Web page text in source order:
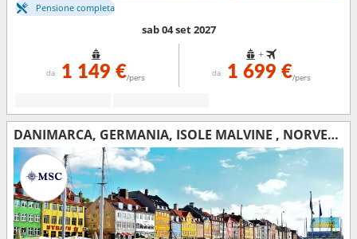
Pensione completa
sab 04 set 2027
da 1 149 €/pers
+
da 1 699 €/pers
DANIMARCA, GERMANIA, ISOLE MALVINE , NORVEGIA